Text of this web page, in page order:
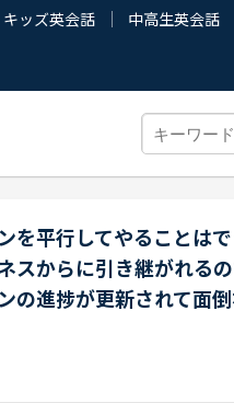
キッズ英会話 中高生英会話
を平行してやることはで
スからに引き継がれる
の進捗が更新されて面